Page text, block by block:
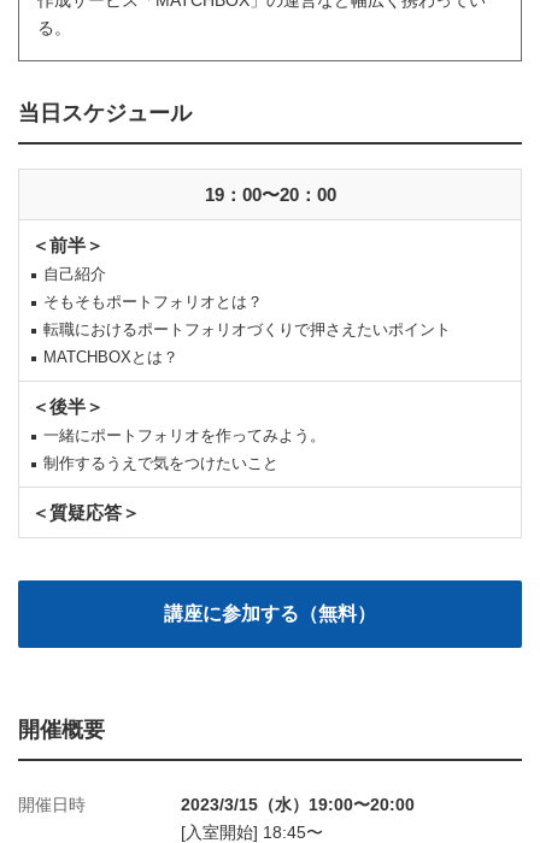
る。
当日スケジュール
19：00〜20：00
＜前半＞
自己紹介
そもそもポートフォリオとは？
転職におけるポートフォリオづくりで押さえたいポイント
MATCHBOXとは？
＜後半＞
一緒にポートフォリオを作ってみよう。
制作するうえで気をつけたいこと
＜質疑応答＞
開催概要
開催日時
2023/3/15（水）19:00〜20:00
[入室開始] 18:45〜